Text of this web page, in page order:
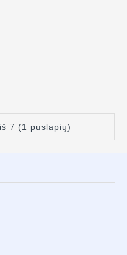
7 (1 puslapių)